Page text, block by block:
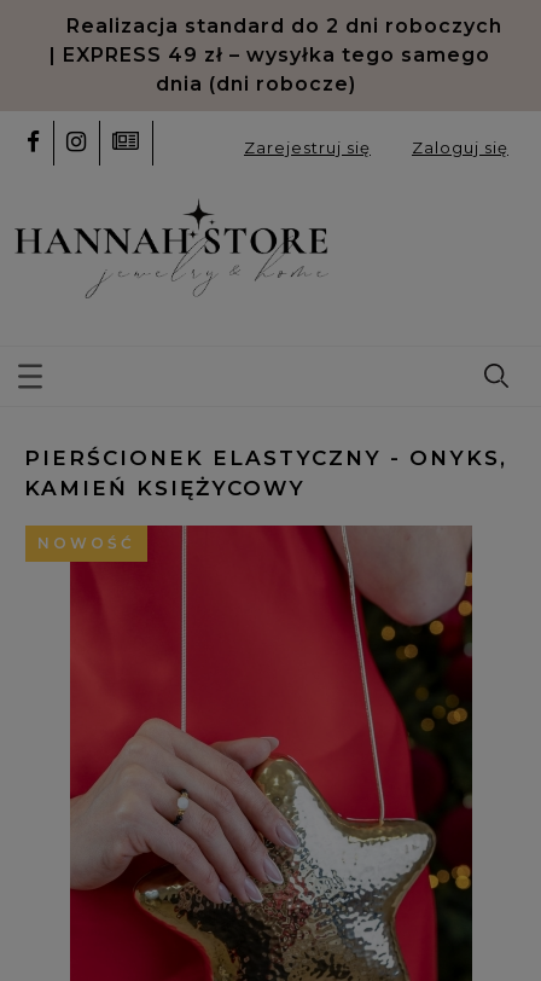
Realizacja standard do 2 dni roboczych
| EXPRESS 49 zł – wysyłka tego samego
dnia (dni robocze)
Zarejestruj się Zaloguj się
PIERŚCIONEK ELASTYCZNY - ONYKS,
KAMIEŃ KSIĘŻYCOWY
NOWOŚĆ